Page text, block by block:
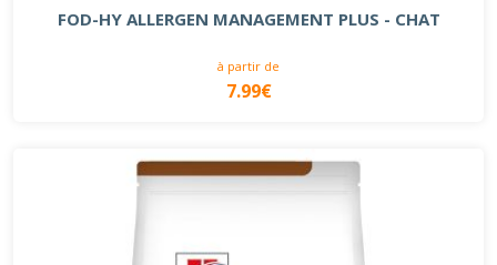
FOD-HY ALLERGEN MANAGEMENT PLUS - CHAT
à partir de
7.99€